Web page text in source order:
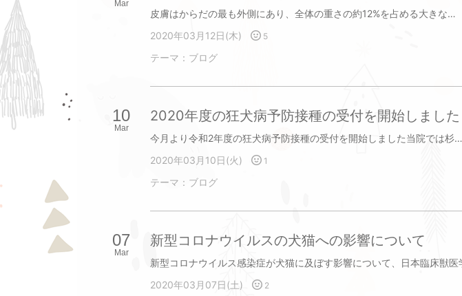
Mar
皮膚はからだの最も外側にあり、全体の重さの約12%を占める大きな臓器です皮膚は表皮、真皮、皮下組織に分かれ、一番外側の表皮は毛で覆われてている分、犬の表皮の厚さは人の表皮の厚さの3分の1程度で人より薄いと言われています表皮のバリアは人より犬の方が弱いのかもしれません健康な犬の表皮のターンオーバー（生まれ変わり）は約3週間と考えられていますフケは表皮のターンオーバーが短くなってしまい、表皮が早く剥がれ落ちてしまったものです冬季の乾燥でフケが出てしまったり、毛がベタつくなど皮膚のトラブルをかかえているワンちゃんネコちゃんもいるのではないかと思います当院看板猫のテテちゃんも皮膚はキレイなのですが、冬にはフケが出てしまいましたそんなときにスキンバリアを整えてくれるというスキンケア商品、「デルモセントエッセンシャル6」を紹介したいと思います皮膚の表面にある角質層は皮脂膜で覆われています。この角質層と皮脂膜が『スキンバリア』といわれる天然の保護膜を作っているのですスキンバリアが弱ってくると、乾燥してフケがでたり、膿皮症などの細菌性皮膚炎になったりしますそのバリア機能に貢献しているのがエッセンシャル6に含まれている必須脂肪酸や抗酸化剤になります必須脂肪酸とはセラミドやコレステロールと同じくスキンバリアの構成成分となりますが、体内で合成できないため摂取が必要です必須脂肪酸であるオメガ6とオメガ3脂肪酸をバランス良く配合していますまた100%天然由来のエッセンシャルオイルが含まれていることによって、リラックス効果をもたらすこともできますエッセンシャル6の投与方法は首の後ろの毛をかき分けて、1〜2ヶ所皮膚に滴下します。最初の2ヶ月は週に1度、その後は2週に1度が目安です。またこれをつけることによってシャンプーの回数を減らすことができますシャンプーやドライヤーが苦手なワンちゃんネコちゃんには朗報ですね当院のテテちゃんはエッセンシャル6を投与してから2週目ですが、フケが減ってきています1〜2ヶ月後の皮膚のフケの状態を乞うご期待写真は分包機の上でうたた寝するテテさんです杉並区（荻窪・阿佐ヶ谷・下井草）の犬猫を対象にした動物病院平林ペットクリニック杉並区天沼2-32-50333934880
2020年03月12日(木)
5
テーマ： ブログ
10
Mar
2020年度の狂犬病予防接種の受付を開始しました
今月より令和2年度の狂犬病予防接種の受付を開始しました当院では杉並区にお住まいの方には登録・更新の手続きのを行なっております。代行手数料は無料ですが、1ヶ月程度少々お時間をいただきます。料金は狂犬病予防注射料3000円＋診察料500円（初診の方は初診料1000円）＋消費税になります。診察料の中にはお耳チェック、爪切り、足裏のバリカン、肛門腺しぼりが含まれますまた区の登録料として550円、新規登録の方は3550円を現金でお預かりさせていただきます。（狂犬病予防接種料などはカード支払い可能）代行ご希望の方は杉並区から送られてくる封筒をご持参ください狂犬病ワクチンの接種率は一昨年の平成30年度で全国で70%、東京でも70%強になりますこれは登録された犬の接種率になりますので、全国の未登録の飼育数を含めるとさらに接種率は下がってしまいます。25年前の平成5年度の接種率は99%だったそうですやはり狂犬病清浄国として、年数が経ち危機感が薄れていますね万が一、日本国内に狂犬病が侵入した場合蔓延を防ぐには、犬の予防接種率が70%以上であることが必要と言われています現在の実際の接種率では70%に至らないかもしれません新型コロナウイルス感染症の影響で集合注射が中止になっている地域もありますが、動物病院で予防接種を受けましょう新型コロナウイルスのようにいつか狂犬病ウイルスがわが国に侵入してくるのに備えて、意識を高め予防していきましょう当院で狂犬病予防接種を受けたワンちゃんには犬用ちゅーるをプレゼントしています来院お待ちしています写真は看護師さんのワンちゃんちゃんが狂犬病予防接種に向かうところです（ちょっと嫌そう？）桜が綺麗で春を感じることができますね杉並区（荻窪・阿佐ヶ谷・下井草）の犬猫を対象にした動物病院平林ペットクリニック杉並区天沼2-32-50333934880
2020年03月10日(火)
1
テーマ： ブログ
07
Mar
新型コロナウイルスの犬猫への影響について
2020年03月07日(土)
2